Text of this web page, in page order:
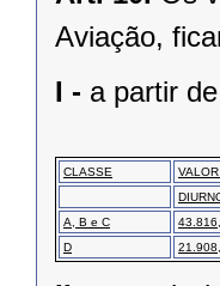
Aviação,
I - a partir
CLASSE
A, B e C
D